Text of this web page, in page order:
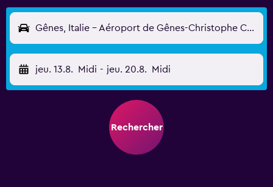
Gênes, Italie - Aéroport de Gênes-Christophe Colomb (GOA)
jeu. 13.8. Midi - jeu. 20.8. Midi
Rechercher